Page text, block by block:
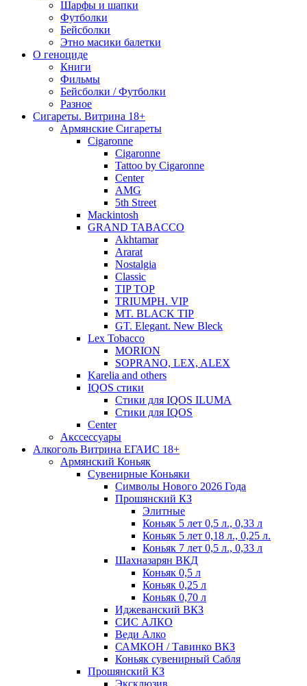
Шарфы и шапки
Футболки
Бейсболки
Этно масики балетки
О геноциде
Книги
Фильмы
Бейсболки / Футболки
Разное
Сигареты. Витрина 18+
Армянские Сигареты
Cigaronne
Cigaronne
Tattoo by Cigaronne
Center
AMG
5th Street
Mackintosh
GRAND TABACCO
Akhtamar
Ararat
Nostalgia
Classic
TIP TOP
TRIUMPH. VIP
MT. BLACK TIP
GT. Elegant. New Bleck
Lex Tobacco
MORION
SOPRANO, LEX, ALEX
Karelia and others
IQOS стики
Стики для IQOS ILUMA
Стики для IQOS
Сenter
Акссессуары
Алкоголь Витрина ЕГАИС 18+
Армянский Коньяк
Сувенирные Коньяки
Символы Нового 2026 Года
Прошянский КЗ
Элитные
Коньяк 5 лет 0,5 л., 0,33 л
Коньяк 5 лет 0,18 л., 0,25 л.
Коньяк 7 лет 0,5 л., 0,33 л
Шахназарян ВКД
Коньяк 0,5 л
Коньяк 0,25 л
Коньяк 0,70 л
Иджеванский ВКЗ
СИС АЛКО
Веди Алко
САМКОН / Тавинко ВКЗ
Коньяк сувенирный Сабля
Прошянский КЗ
Эксклюзив